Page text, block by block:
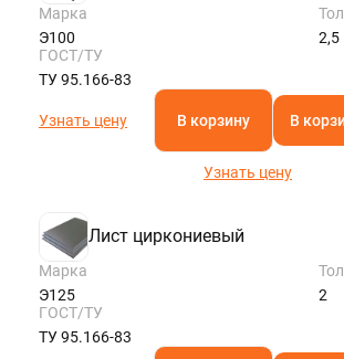
Марка
Э100
2,5
ГОСТ/ТУ
ТУ 95.166-83
Узнать цену В корзину В
Узнать цену
Лист циркониевый
Марка
Э125
2
ГОСТ/ТУ
ТУ 95.166-83